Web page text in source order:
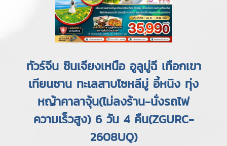
ทัวร์จีน ซินเจียงเหนือ อูลูมู่ฉี เทือกเขา
เทียนซาน ทะเลสาบไซหลีมู่ อี้หนิง ทุ่ง
หญ้าคาลาจุ้น(ไม่ลงร้าน-นั่งรถไฟ
ความเร็วสูง) 6 วัน 4 คืน(ZGURC-
2608UQ)